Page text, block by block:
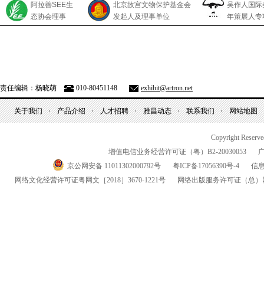
阿拉善SEE生
态协会理事
北京故宫文物保护基金会
发起人及理事单位
吴作人国
年策展人专
责任编辑：杨晓萌 010-80451148 exhibit@artron.net
关于我们 产品介绍 人才招聘 雅昌动态 联系我们 网站地图
Copyright
增值电信业务经营许可证（粤） B2-20030053
京公网安备 11011302000792号
粤ICP备17056390号-4
信
网络文化经营许可证粤网文 ［2018］3670-1221号 网络出版服务许可证 （总